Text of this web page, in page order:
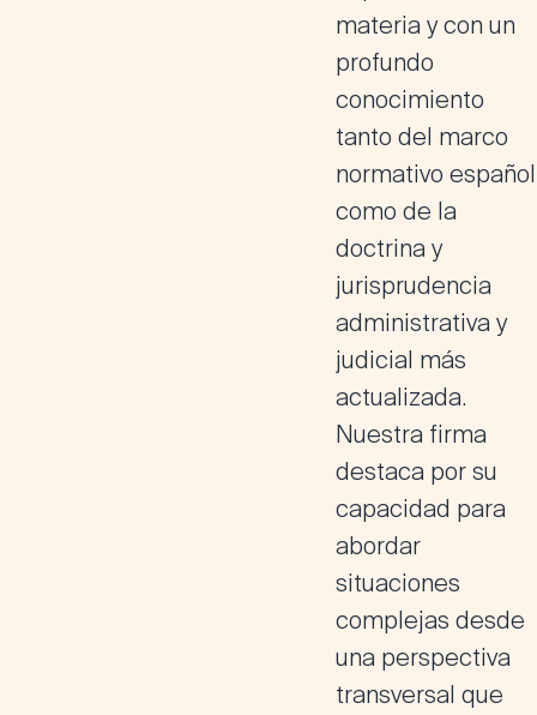
materia y con un
profundo
conocimiento
tanto del marco
normativo español
como de la
doctrina y
jurisprudencia
administrativa y
judicial más
actualizada.
Nuestra firma
destaca por su
capacidad para
abordar
situaciones
complejas desde
una perspectiva
transversal que